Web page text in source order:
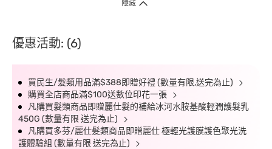
隱藏
優惠活動: (6)
買民生/髮類用品滿$388即贈好禮 (數量有限,送完為止)
購買全店商品滿$100送數位印花一張
凡購買髮類商品即贈麗仕髮的補給冰河水胺基酸輕潤護髮乳
450G (數量有限 送完為止)
凡購買多芬/麗仕髮類商品即贈麗仕 極輕光護膜護色聚光洗
護體驗組 (數量有限 送完為止)